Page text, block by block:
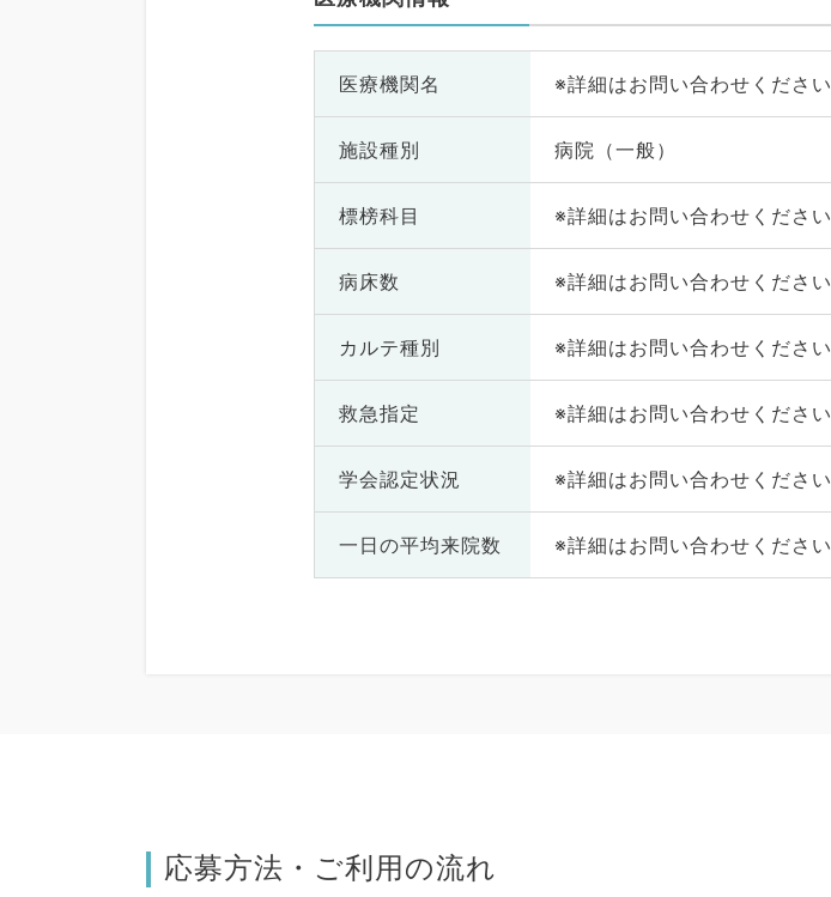
医療機関名 ※詳細はお問い合わせください
施設種別 病院（一般）
標榜科目 ※詳細はお問い合わせください
病床数 ※詳細はお問い合わせください
カルテ種別 ※詳細はお問い合わせください
救急指定 ※詳細はお問い合わせください
学会認定状況 ※詳細はお問い合わせください
一日の平均来院数 ※詳細はお問い合わせください
応募方法・ご利用の流れ